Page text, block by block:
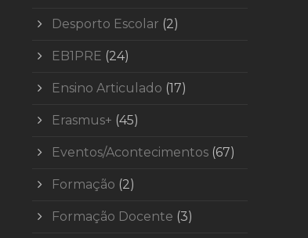
Desporto Escolar (2)
EB1PRE (24)
Ensino Articulado (17)
Erasmus+ (45)
Eventos/Acontecimentos (67)
Formação (2)
Formação Docente (3)